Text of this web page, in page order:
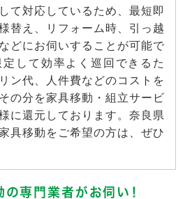
て対応しているため、最短即
替え、リフォーム時、引っ越
どにお伺いすることが可能で
して効率よく巡回できるた
ン代、人件費などのコストを
の分を家具移動・組立サービ
に還元しております。奈良県
具移動をご希望の方は、ぜひ
専門業者がお伺い！